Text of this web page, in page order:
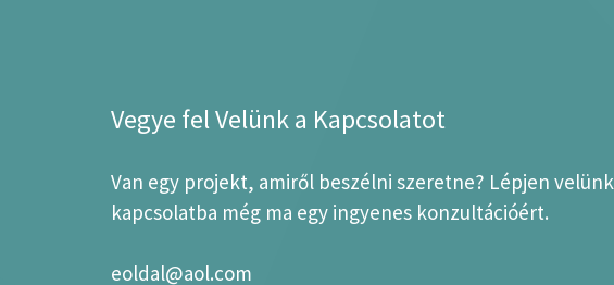
Vegye fel Velünk a Kapcsolatot
Van egy projekt, amiről beszélni szeretne? Lépjen velünk
kapcsolatba még ma egy ingyenes konzultációért.
eoldal@aol.com